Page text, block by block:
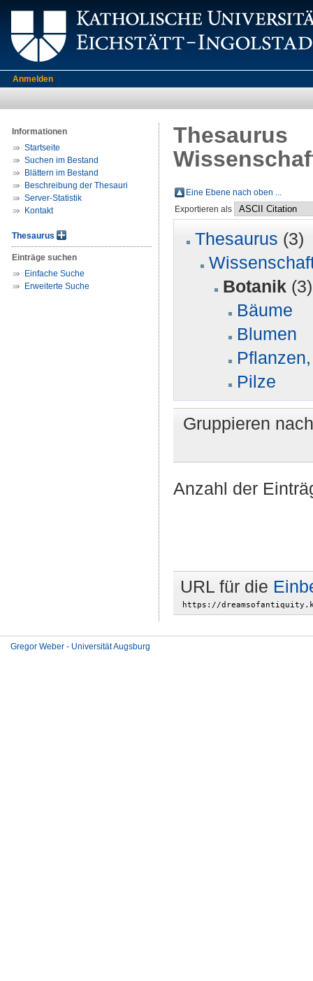
Anmelden
Informationen
Startseite
Suchen im Bestand
Blättern im Bestand
Beschreibung der Thesauri
Server-Statistik
Kontakt
Thesaurus
Einträge suchen
Einfache Suche
Erweiterte Suche
Thesaurus
Eine Ebene nach oben ...
Exportieren als
Thesaurus (3)
Botanik (3)
Bäume
Blumen
Pilze
Gruppieren
Anzahl der
URL für die
Gregor Weber - Universität Augsburg